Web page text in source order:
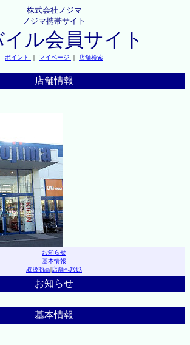
株式会社ノジマ
ノジマ携帯サイト
ル会員サイト
ポイント ｜ マイページ ｜ 店舗検索
店舗情報
お知らせ
基本情報
取扱商品|店舗へｱｸｾｽ
お知らせ
基本情報